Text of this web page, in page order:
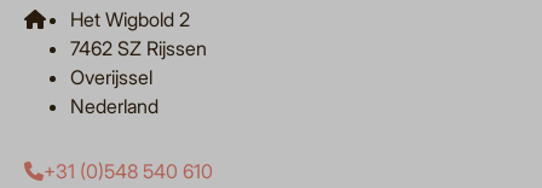
Het Wigbold 2
7462 SZ Rijssen
Overijssel
Nederland
+31 (0)548 540 610